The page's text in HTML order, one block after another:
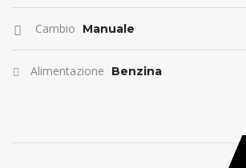
Cambio Manuale
Alimentazione Benzina